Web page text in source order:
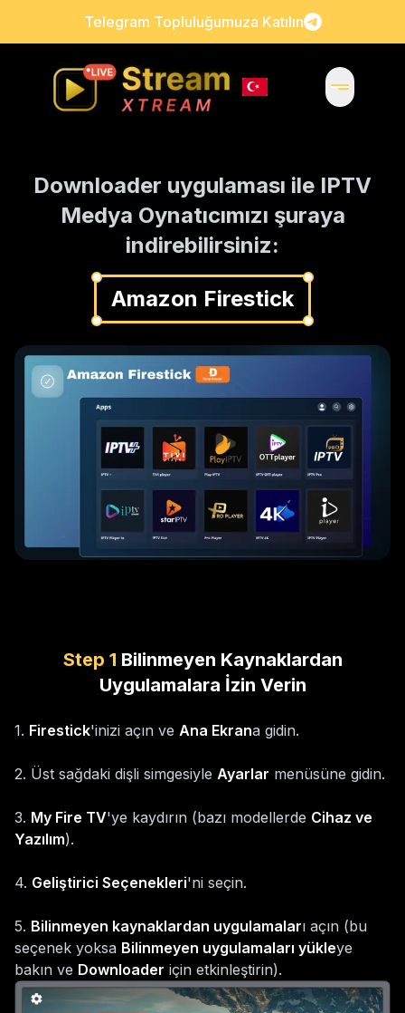
Telegram Topluluğumuza Katılın
Downloader uygulaması ile IPTV
Medya Oynatıcımızı şuraya
indirebilirsiniz:
Amazon Firestick
Step 1 Bilinmeyen Kaynaklardan
Uygulamalara İzin Verin
1. Firestick'inizi açın ve Ana Ekrana gidin.
2. Üst sağdaki dişli simgesiyle Ayarlar menüsüne gidin.
3. My Fire TV'ye kaydırın (bazı modellerde Cihaz ve
Yazılım).
4. Geliştirici Seçenekleri'ni seçin.
5. Bilinmeyen kaynaklardan uygulamaları açın (bu
seçenek yoksa Bilinmeyen uygulamaları yükleye
bakın ve Downloader için etkinleştirin).